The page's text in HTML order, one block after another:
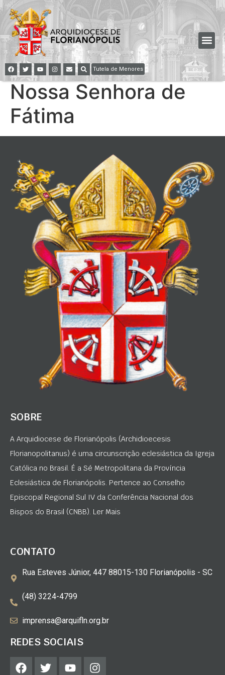
Tutela de Menores
Nossa Senhora de
Fátima
SOBRE
A Arquidiocese de Florianópolis (Archidioecesis
Florianopolitanus) é uma circunscrição eclesiástica da Igreja
Católica no Brasil. É a Sé Metropolitana da Província
Eclesiástica de Florianópolis. Pertence ao Conselho
Episcopal Regional Sul IV da Conferência Nacional dos
Bispos do Brasil (CNBB). Ler Mais
CONTATO
Rua Esteves Júnior, 447 88015-130 Florianópolis - SC
(48) 3224-4799
imprensa@arquifln.org.br
REDES SOCIAIS